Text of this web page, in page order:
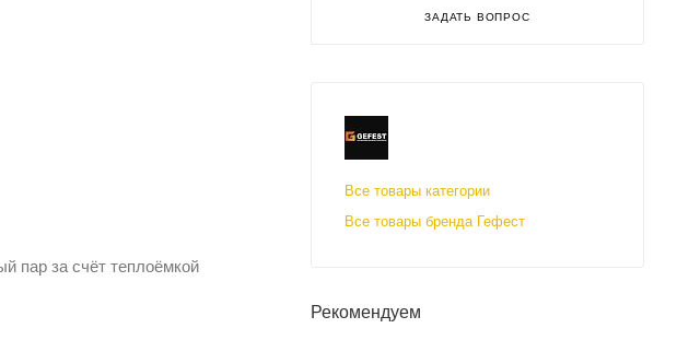
пар за счёт теплоёмкой
ЗАДАТЬ ВОПРОС
Все товары категории
Все товары бренда Гефест
Рекомендуем